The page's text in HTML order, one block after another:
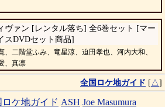
ヴァン [レンタル落ち] 全6巻セット [マー
スDVDセット商品]
、二階堂ふみ、竜星涼、迫田孝也、河内大和、
、真凛
全国ロケ地ガイド [ △]
ロケ地ガイド ASH Joe Masumura